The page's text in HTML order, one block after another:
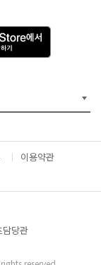
이용약관
당관